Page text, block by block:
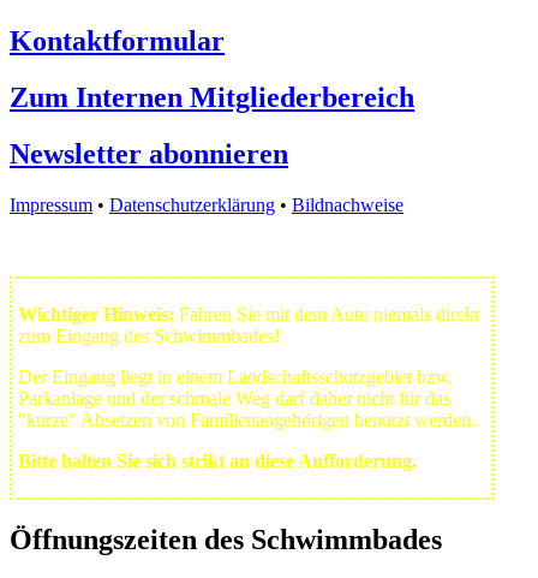
Kontaktformular
Zum Internen Mitgliederbereich
Newsletter abonnieren
Impressum • Datenschutzerklärung • Bildnachweise
Wichtiger Hinweis: Fahren Sie mit dem Auto niemals direkt
zum Eingang des Schwimmbades!
Der Eingang liegt in einem Landschafts­schutzgebiet bzw.
Park­anlage und der schmale Weg darf daher nicht für das
"kurze" Absetzen von Familienangehörigen benutzt werden.
Bitte halten Sie sich strikt an diese Aufforderung.
Öffnungszeiten des Schwimmbades